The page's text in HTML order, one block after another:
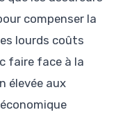
compenser la
lourds coûts
faire face à la
élevée aux